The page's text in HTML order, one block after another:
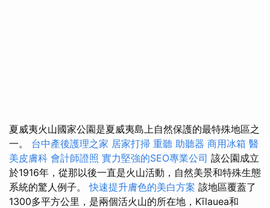
夏威夷火山國家公園是夏威夷島上自然保護的最特殊地區之
一。 台中產後護理之家 居家打掃 重聽 助聽器 商用冰箱 醫
美皮膚科 會計師證照 實力堅強的SEO專業公司 該公園成立
於1916年，從那以後一直是火山活動，自然美景和特殊生態
系統的驚人例子。快速提升膚色的美白方案 該地區覆蓋了
1300多平方公里，是兩個活火山的所在地，Kīlauea和